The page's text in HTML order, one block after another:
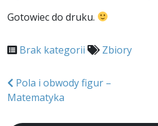
Gotowiec do druku.
Brak kategorii Zbiory
Nawigacja
wpisu
Pola i obwody figur –
Matematyka